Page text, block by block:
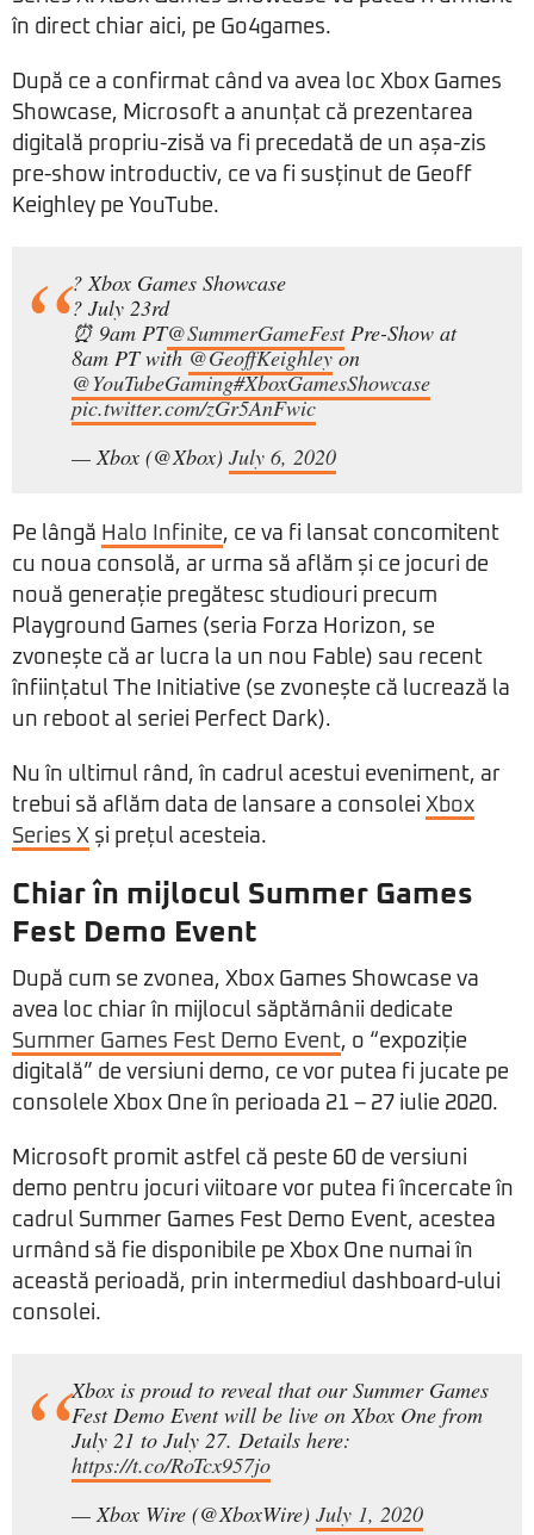
în direct chiar aici, pe Go4games.
După ce a confirmat când va avea loc Xbox Games
Showcase, Microsoft a anunțat că prezentarea
digitală propriu-zisă va fi precedată de un așa-zis
pre-show introductiv, ce va fi susținut de Geoff
Keighley pe YouTube.
? Xbox Games Showcase
? July 23rd
⏰ 9am PT@SummerGameFestPre-Show at
8am PT with@GeoffKeighleyon
@YouTubeGaming#XboxGamesShowcase
pic.twitter.com/zGr5AnFwic
— Xbox (@Xbox) July 6, 2020
Pe lângă Halo Infinite, ce va fi lansat concomitent
cu noua consolă, ar urma să aflăm și ce jocuri de
nouă generație pregătesc studiouri precum
Playground Games (seria Forza Horizon, se
zvonește că ar lucra la un nou Fable) sau recent
înființatul The Initiative (se zvonește că lucrează la
un reboot al seriei Perfect Dark).
Nu în ultimul rând, în cadrul acestui eveniment, ar
trebui să aflăm data de lansare a consolei Xbox
Series X și prețul acesteia.
Chiar în mijlocul Summer Games
Fest Demo Event
După cum se zvonea, Xbox Games Showcase va
avea loc chiar în mijlocul săptămânii dedicate
Summer Games Fest Demo Event, o “expoziție
digitală” de versiuni demo, ce vor putea fi jucate pe
consolele Xbox One în perioada 21 – 27 iulie 2020.
Microsoft promit astfel că peste 60 de versiuni
demo pentru jocuri viitoare vor putea fi încercate în
cadrul Summer Games Fest Demo Event, acestea
urmând să fie disponibile pe Xbox One numai în
această perioadă, prin intermediul dashboard-ului
consolei.
Xbox is proud to reveal that our Summer Games
Fest Demo Event will be live on Xbox One from
July 21 to July 27. Details here:
https://t.co/RoTcx957jo
— Xbox Wire (@XboxWire) July 1, 2020